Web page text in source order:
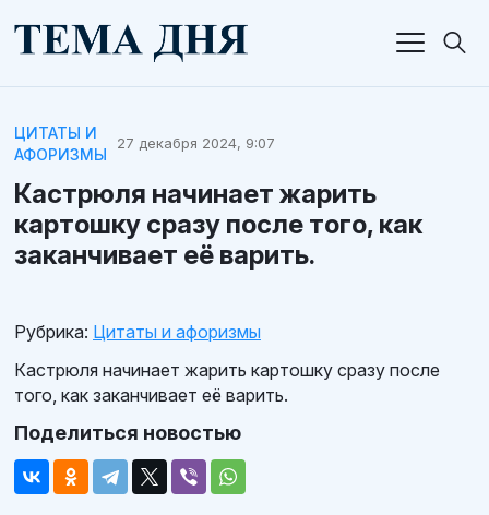
ЦИТАТЫ И
АФОРИЗМЫ
27 декабря 2024, 9:07
Кастрюля начинает жарить
картошку сразу после того, как
заканчивает её варить.
Рубрика: Цитаты и афоризмы
Кастрюля начинает жарить картошку сразу после
того, как заканчивает её варить.
Поделиться новостью